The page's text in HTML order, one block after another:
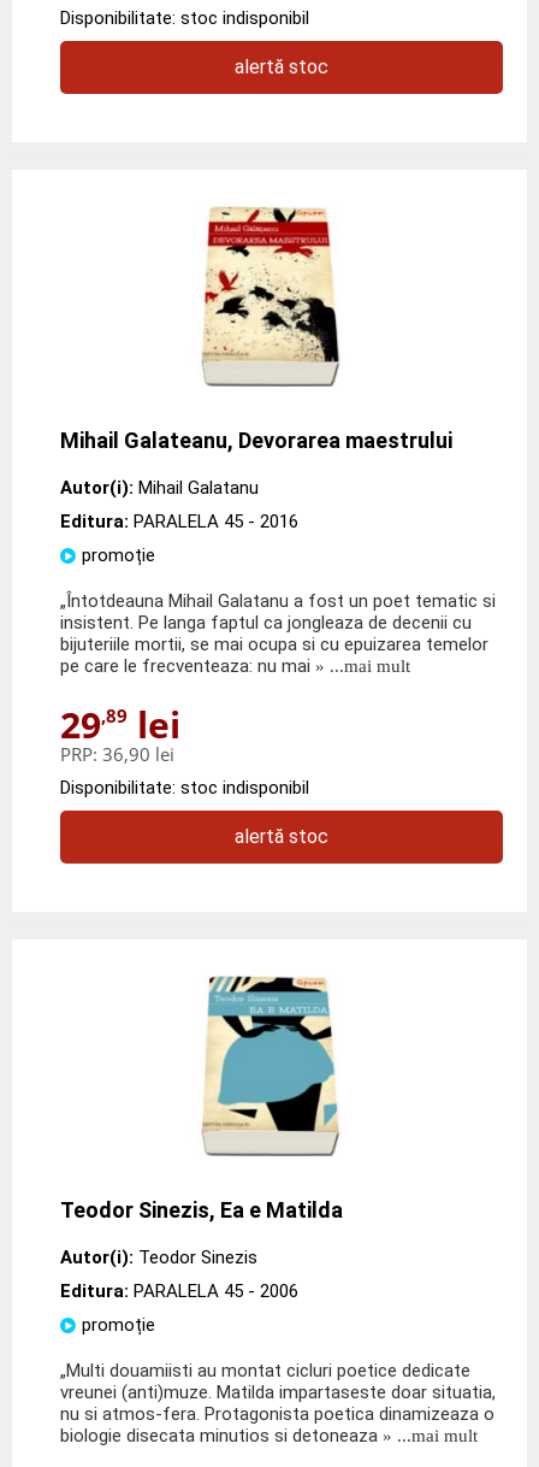
Disponibilitate: stoc indisponibil
alertă stoc
Mihail Galateanu, Devorarea maestrului
Autor(i): Mihail Galatanu
Editura: PARALELA 45 - 2016
promoție
„Întotdeauna Mihail Galatanu a fost un poet tematic si
insistent. Pe langa faptul ca jongleaza de decenii cu
bijuteriile mortii, se mai ocupa si cu epuizarea temelor
pe care le frecventeaza: nu mai » ...mai mult
29,89 lei
PRP: 36,90 lei
Disponibilitate: stoc indisponibil
alertă stoc
Teodor Sinezis, Ea e Matilda
Autor(i): Teodor Sinezis
Editura: PARALELA 45 - 2006
promoție
„Multi douamiisti au montat cicluri poetice dedicate
vreunei (anti)muze. Matilda impartaseste doar situatia,
nu si atmos-fera. Protagonista poetica dinamizeaza o
biologie disecata minutios si detoneaza » ...mai mult